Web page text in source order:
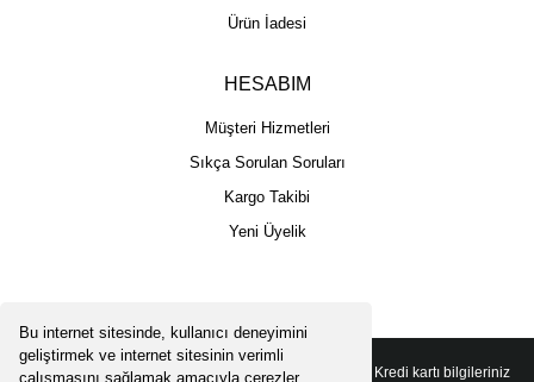
Bu internet sitesinde, kullanıcı deneyimini
geliştirmek ve internet sitesinin verimli
çalışmasını sağlamak amacıyla çerezler
Ürün İadesi
HESABIM
Müşteri Hizmetleri
Sıkça Sorulan Soruları
Kargo Takibi
Yeni Üyelik
Copyright 2025 © - Togga Plus - Tüm hakları saklıdır - Kredi kartı bilgileriniz